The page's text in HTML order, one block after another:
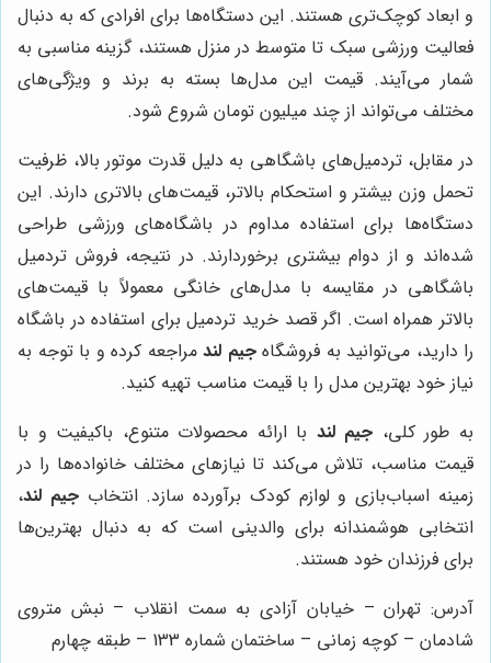
و ابعاد کوچک‌تری هستند. این دستگاه‌ها برای افرادی که به دنبال
فعالیت ورزشی سبک تا متوسط در منزل هستند، گزینه مناسبی به
شمار می‌آیند. قیمت این مدل‌ها بسته به برند و ویژگی‌های
مختلف می‌تواند از چند میلیون تومان شروع شود.
در مقابل، تردمیل‌های باشگاهی به دلیل قدرت موتور بالا، ظرفیت
تحمل وزن بیشتر و استحکام بالاتر، قیمت‌های بالاتری دارند. این
دستگاه‌ها برای استفاده مداوم در باشگاه‌های ورزشی طراحی
شده‌اند و از دوام بیشتری برخوردارند. در نتیجه، فروش تردمیل
باشگاهی در مقایسه با مدل‌های خانگی معمولاً با قیمت‌های
بالاتر همراه است. اگر قصد خرید تردمیل برای استفاده در باشگاه
را دارید، می‌توانید به فروشگاهجیم لند مراجعه کرده و با توجه به
نیاز خود بهترین مدل را با قیمت مناسب تهیه کنید.
به طور کلی، جیم لند با ارائه محصولات متنوع، باکیفیت و با
قیمت مناسب، تلاش می‌کند تا نیازهای مختلف خانواده‌ها را در
زمینه اسباب‌بازی و لوازم کودک برآورده سازد. انتخابجیم لند،
انتخابی هوشمندانه برای والدینی است که به دنبال بهترین‌ها
برای فرزندان خود هستند.
آدرس: تهران – خیابان آزادی به سمت انقلاب – نبش متروی
شادمان – کوچه زمانی – ساختمان شماره 133 – طبقه چهارم